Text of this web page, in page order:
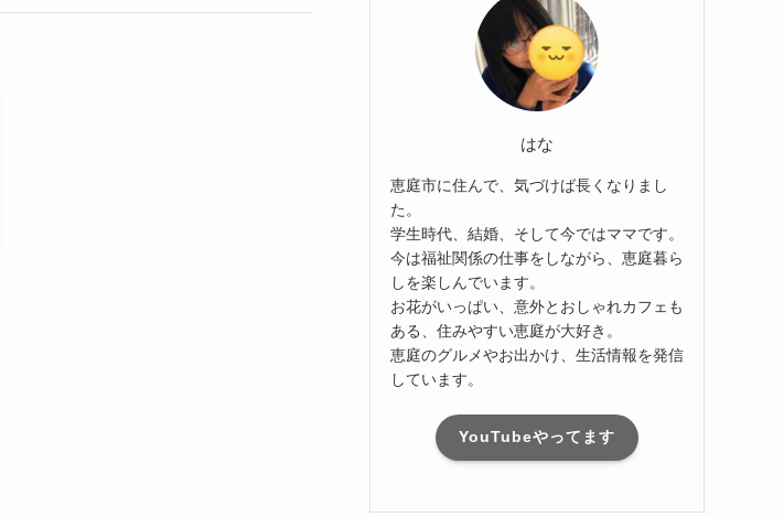
はな
恵庭市に住んで、気づけば長くなりまし
た。
学生時代、結婚、そして今ではママです。
今は福祉関係の仕事をしながら、恵庭暮ら
しを楽しんでいます。
お花がいっぱい、意外とおしゃれカフェも
ある、住みやすい恵庭が大好き。
恵庭のグルメやお出かけ、生活情報を発信
しています。
YouTubeやってます